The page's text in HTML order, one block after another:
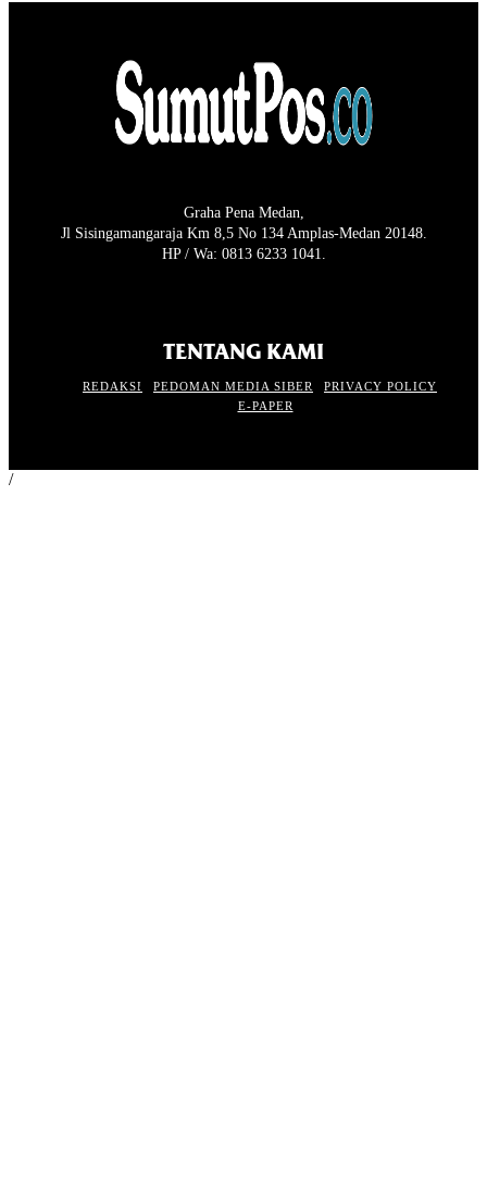
Graha Pena Medan,
Jl Sisingamangaraja Km 8,5 No 134 Amplas-Medan 20148.
HP / Wa: 0813 6233 1041.
TENTANG KAMI
REDAKSI PEDOMAN MEDIA SIBER
PRIVACY POLICY
E-PAPER
/